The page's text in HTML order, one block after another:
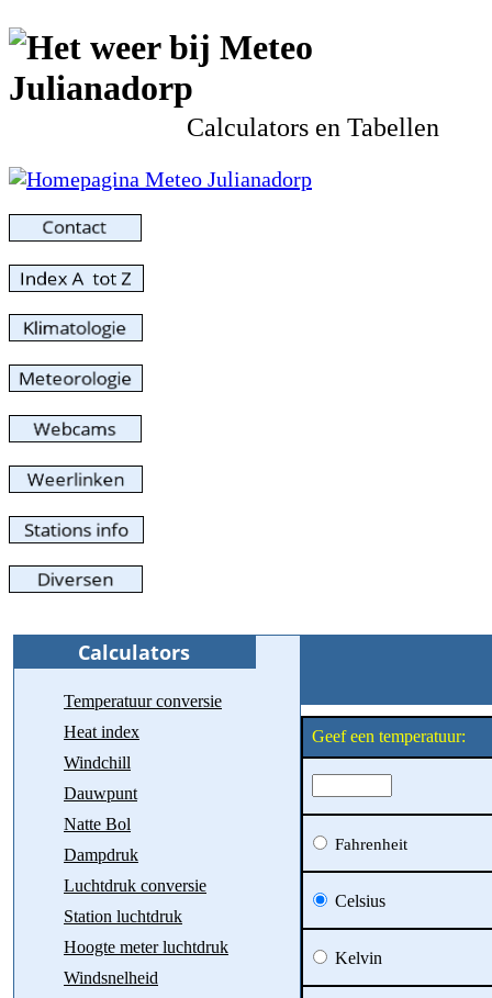
Calculators en Tabellen
Temperatuur conversie
Heat index
Windchill
Dauwpunt
Natte Bol
Dampdruk
Luchtdruk conversie
Station luchtdruk
Hoogte meter luchtdruk
Windsnelheid
Geef een temperatuur:
Fahrenheit
Celsius
Kelvin